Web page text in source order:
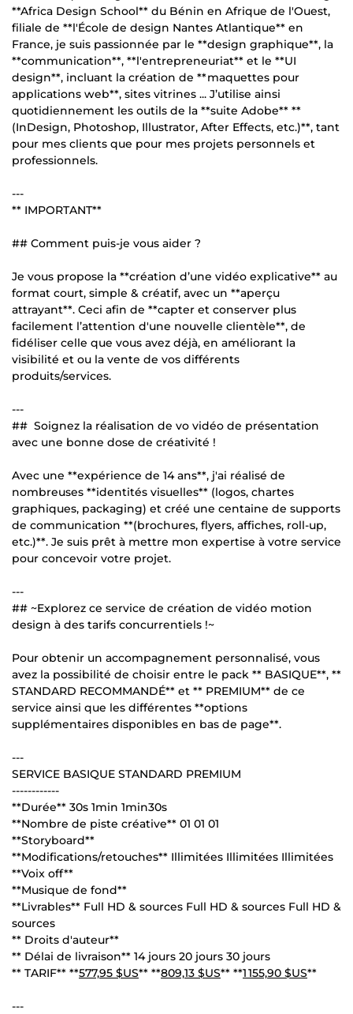
**Africa Design School** du Bénin en Afrique de l'Ouest,
filiale de **l'École de design Nantes Atlantique** en
France, je suis passionnée par le **design graphique**, la
**communication**, **l'entrepreneuriat** et le **UI
design**, incluant la création de **maquettes pour
applications web**, sites vitrines ... J’utilise ainsi
quotidiennement les outils de la **suite Adobe** **
(InDesign, Photoshop, Illustrator, After Effects, etc.)**, tant
pour mes clients que pour mes projets personnels et
professionnels.
---
** IMPORTANT**
## Comment puis-je vous aider ?
Je vous propose la **création d’une vidéo explicative** au
format court, simple & créatif, avec un **aperçu
attrayant**. Ceci afin de **capter et conserver plus
facilement l’attention d'une nouvelle clientèle**, de
fidéliser celle que vous avez déjà, en améliorant la
visibilité et ou la vente de vos différents
produits/services.
---
## Soignez la réalisation de vo vidéo de présentation
avec une bonne dose de créativité !
Avec une **expérience de 14 ans**, j'ai réalisé de
nombreuses **identités visuelles** (logos, chartes
graphiques, packaging) et créé une centaine de supports
de communication **(brochures, flyers, affiches, roll-up,
etc.)**. Je suis prêt à mettre mon expertise à votre service
pour concevoir votre projet.
---
## ~Explorez ce service de création de vidéo motion
design à des tarifs concurrentiels !~
Pour obtenir un accompagnement personnalisé, vous
avez la possibilité de choisir entre le pack ** BASIQUE**, **
STANDARD RECOMMANDÉ** et ** PREMIUM** de ce
service ainsi que les différentes **options
supplémentaires disponibles en bas de page**.
---
SERVICE BASIQUE STANDARD PREMIUM
------------
**Durée** 30s 1min 1min30s
**Nombre de piste créative** 01 01 01
**Storyboard**
**Modifications/retouches** Illimitées Illimitées Illimitées
**Voix off**
**Musique de fond**
**Livrables** Full HD & sources Full HD & sources Full HD &
sources
** Droits d'auteur**
** Délai de livraison** 14 jours 20 jours 30 jours
** TARIF** **577,95 $US** **809,13 $US** **1 155,90 $US**
---